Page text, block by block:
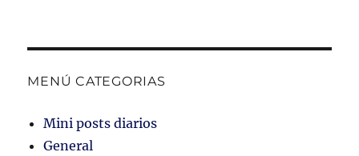
MENÚ CATEGORIAS
Mini posts diarios
General